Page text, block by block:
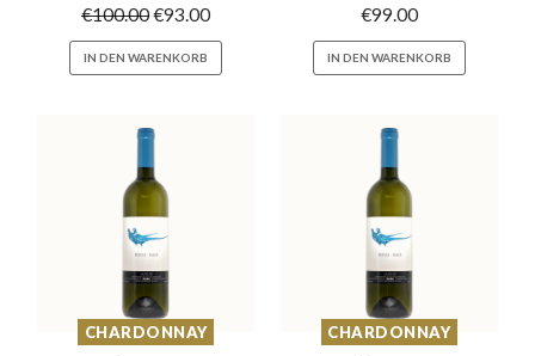
€100.00€93.00
IN DEN WARENKORB
€99.00
IN DEN WARENKORB
CHARDONNAY CHARDONNAY